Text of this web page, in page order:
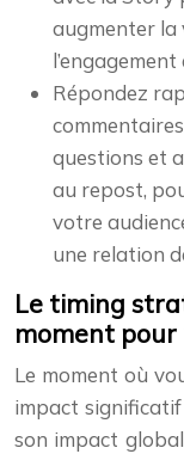
augmenter la
Répondez
questions et
au repost,
votre
une relation
Le timing
moment pour
Le moment où
impact
son impact